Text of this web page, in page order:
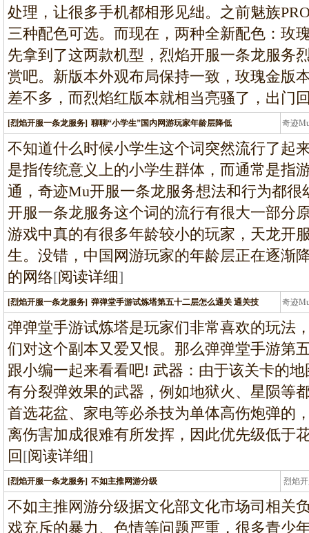
处理，让很多手机都相形见绌。之前魅族
三种配色可选。而现在，两种全新配色：玫
先拿到了这两款机型，烈焰开服一条龙服务
赏吧。新版本外观布局保持一致，玫瑰金版
差不多，而烈焰红版本就相当亮骚了，出门
[烈焰开服一条龙服务] 聊聊“小学生”国内网游玩家年龄层降低 奇迹
条
不知道什么时候小学生这个词突然流行了起
是指传统意义上的小学生群体，而通常是指
通，奇迹Mu开服一条龙服务想法和行为都
开服一条龙服务这个词的流行有很大一部分
游戏中真的有很多年龄较小的玩家，天龙开
生。没错，中国网游玩家的年龄层正在逐渐
的网络[阅读详细]
[烈焰开服一条龙服务] 弹弹堂手游试炼塔第五十二层怎么通关 通关技 奇迹
条
弹弹堂手游试炼塔是玩家们非常喜欢的玩法
们对这个副本又爱又恨。那么弹弹堂手游第
跟小编一起来看看吧! 武器：由于该关卡的
有分裂弹效果的武器，例如地狱火、星陨等
首选花盆、家电等必杀技为单体高伤炮弹的
离伤害加成很难有所发挥，因此优先级低于
回 [阅读详细]
[烈焰开服一条龙服务] 不如主推网游分级 烈焰
龙
不如主推网游分级据文化部文化市场司相关
戏充斥的暴力、色情等问题严重，很多青少